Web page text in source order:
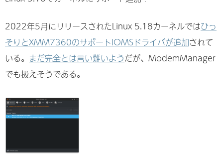
2022年5月にリリースされたLinux 5.18カーネルではひっ
そりとXMM7360のサポートIOMSドライバが追加されて
いる。 まだ完全とは言い難いようだが、ModemManager
でも扱えそうである。